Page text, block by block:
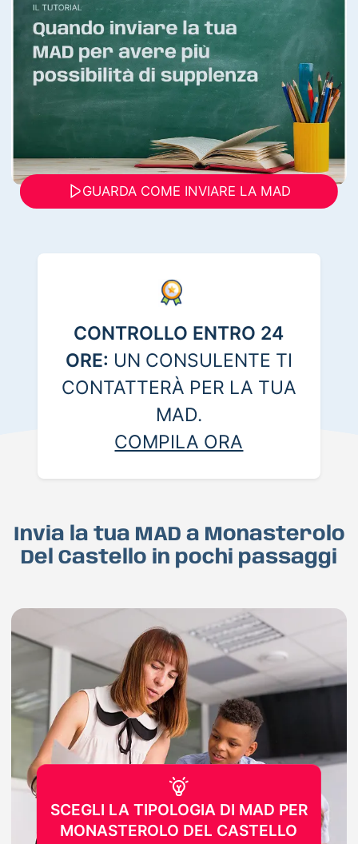
GUARDA COME INVIARE LA MAD
CONTROLLO ENTRO 24
ORE: UN CONSULENTE TI
CONTATTERÀ PER LA TUA
MAD.
COMPILA ORA
Invia la tua MAD a Monasterolo
Del Castello in pochi passaggi
SCEGLI LA TIPOLOGIA DI MAD PER
MONASTEROLO DEL CASTELLO